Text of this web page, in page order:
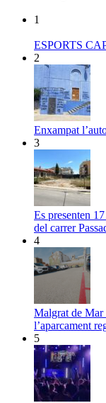
1
ESPORTS
2
Enxampat
3
Es presenten
del carrer
4
Malgrat de Mar
l’aparcament
5